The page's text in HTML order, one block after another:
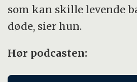
som kan skille levende
døde, sier hun.
Hør podcasten: